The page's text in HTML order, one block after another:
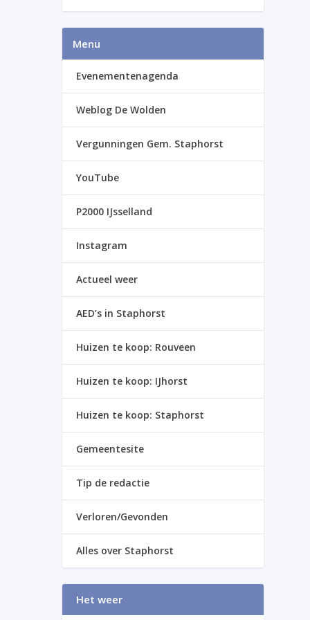
Menu
Evenementenagenda
Weblog De Wolden
Vergunningen Gem. Staphorst
YouTube
P2000 IJsselland
Instagram
Actueel weer
AED’s in Staphorst
Huizen te koop: Rouveen
Huizen te koop: IJhorst
Huizen te koop: Staphorst
Gemeentesite
Tip de redactie
Verloren/Gevonden
Alles over Staphorst
Het weer